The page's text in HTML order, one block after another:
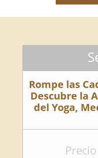
Rompe las
Descubre la
del Yoga,